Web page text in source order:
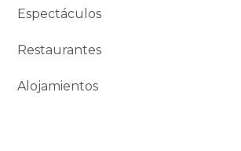
Espectáculos
Restaurantes
Alojamientos